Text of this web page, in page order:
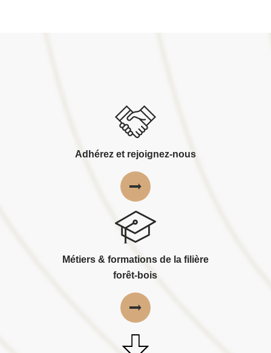
Adhérez et rejoignez-nous
Métiers & formations de la filière
forêt-bois